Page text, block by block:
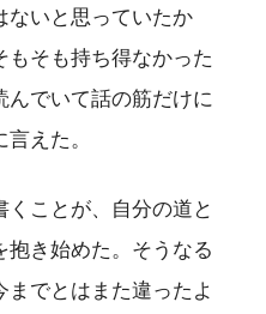
いと思っていたか
もそも持ち得なかった
んでいて話の筋だけに
えた。
ことが、自分の道と
き始めた。そうなる
でとはまた違ったよ